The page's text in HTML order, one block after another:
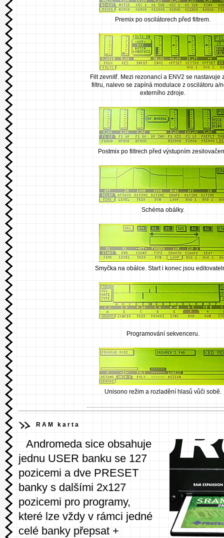
Premix po oscilátorech před filtrem.
Filt zevnitř. Mezi rezonancí a ENV2 se nastavuje
filtru, nalevo se zapíná modulace z oscilátoru a/
externího zdroje.
Postmix po filtrech před výstupním
Schéma obálky.
Smyčka na obálce. Start i konec jsou
Programování sekvenceru.
Unisono režim a rozladění hlasů vůči sobě.
RAM karta
Andromeda sice obsahuje
jednu USER banku se 127
pozicemi a dve PRESET
banky s dalšími 2x127
pozicemi pro programy,
které lze vždy v rámci jedné
celé banky přepsat +